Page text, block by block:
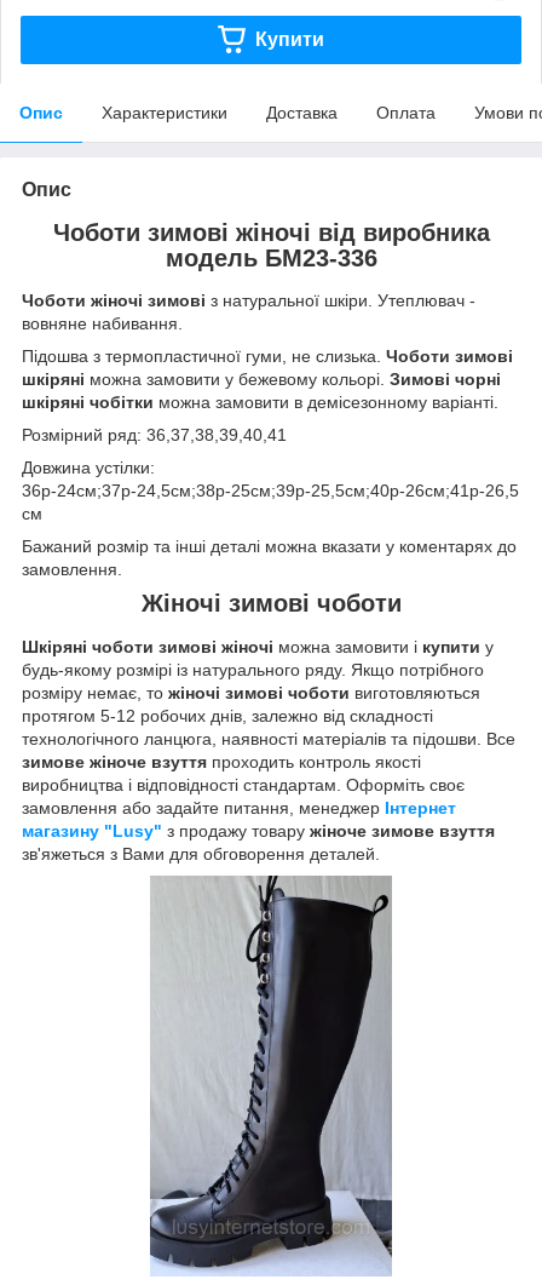
Купити
Опис Характеристики Доставка Оплата Умови
Опис
Чоботи зимові жіночі від виробника
модель БМ23-336
Чоботи жіночі зимові з натуральної шкіри. Утеплювач -
вовняне набивання.
Підошва з термопластичної гуми, не слизька. Чоботи зимові
шкіряні можна замовити у бежевому кольорі. Зимові чорні
шкіряні чобітки можна замовити в демісезонному варіанті.
Розмірний ряд: 36,37,38,39,40,41
Довжина устілки:
36р-24см;37р-24,5см;38р-25см;39р-25,5см;40р-26см;41р-26,5
см
Бажаний розмір та інші деталі можна вказати у коментарях до
замовлення.
Жіночі зимові чоботи
Шкіряні чоботи зимові жіночі можна замовити і купити у
будь-якому розмірі із натурального ряду. Якщо потрібного
розміру немає, то жіночі зимові чоботи виготовляються
протягом 5-12 робочих днів, залежно від складності
технологічного ланцюга, наявності матеріалів та підошви. Все
зимове жіноче взуття проходить контроль якості
виробництва і відповідності стандартам. Оформіть своє
замовлення або задайте питання, менеджер Інтернет
магазину "Lusy" з продажу товару жіноче зимове взуття
зв'яжеться з Вами для обговорення деталей.